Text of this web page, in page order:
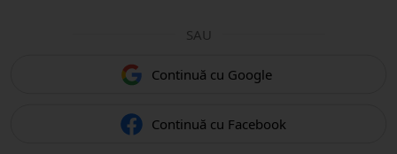
SAU
Continuă cu Google
Continuă cu Facebook